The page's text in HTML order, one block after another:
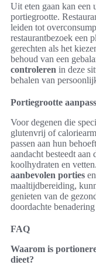
Uit eten gaan kan een
portiegrootte.
leiden tot
restaurantbezoek een
gerechten als het
behoud van een
controleren in deze
behalen van
Portiegrootte
Voor degenen die
glutenvrij of
passen aan hun
aandacht besteedt
koolhydraten en
aanbevolen porties
maaltijdbereiding,
genieten van de
doordachte
FAQ
Waarom is
dieet?